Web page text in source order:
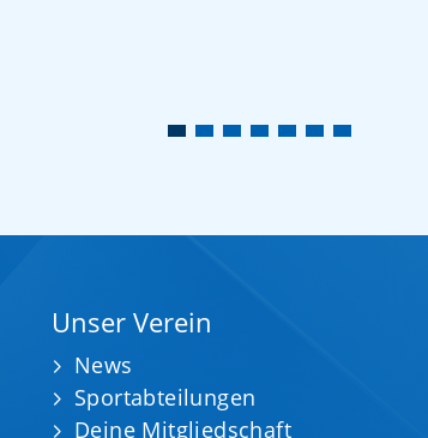
Unser Verein
News
Sportabteilungen
Deine Mitgliedschaft